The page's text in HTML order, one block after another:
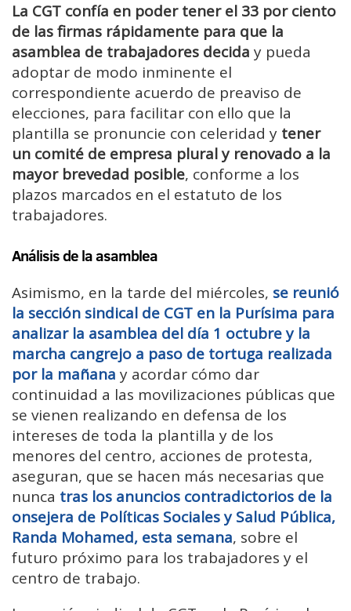
La CGT confía en poder tener el 33 por ciento
de las firmas rápidamente para que la
asamblea de trabajadores decida y pueda
adoptar de modo inminente el
correspondiente acuerdo de preaviso de
elecciones, para facilitar con ello que la
plantilla se pronuncie con celeridad y tener
un comité de empresa plural y renovado a la
mayor brevedad posible, conforme a los
plazos marcados en el estatuto de los
trabajadores.
Análisis de la asamblea
Asimismo, en la tarde del miércoles, se reunió
la sección sindical de CGT en la Purísima para
analizar la asamblea del día 1 octubre y la
marcha cangrejo a paso de tortuga realizada
por la mañana y acordar cómo dar
continuidad a las movilizaciones públicas que
se vienen realizando en defensa de los
intereses de toda la plantilla y de los
menores del centro, acciones de protesta,
aseguran, que se hacen más necesarias que
nunca tras los anuncios contradictorios de la
onsejera de Políticas Sociales y Salud Pública,
Randa Mohamed, esta semana, sobre el
futuro próximo para los trabajadores y el
centro de trabajo.